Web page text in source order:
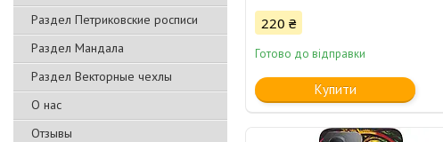
Раздел Петриковские росписи
Раздел Мандала
Раздел Векторные чехлы
О нас
Отзывы
220 ₴
Готово до відправки
Купити